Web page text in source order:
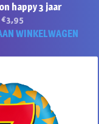
happy 3 jaar
€3,95
WINKELWAGEN